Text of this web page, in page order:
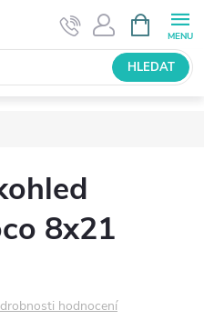
NÁKUPNÍ
KOŠÍK
HLEDAT
8x21
hodnocení